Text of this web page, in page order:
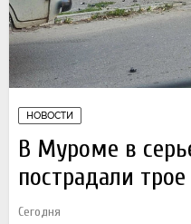
НОВОСТИ
В Муроме в
пострадали
Сегодня